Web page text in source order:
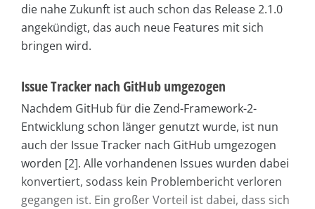
die nahe Zukunft ist auch schon das Release 2.1.0
angekündigt, das auch neue Features mit sich
bringen wird.
Issue Tracker nach GitHub umgezogen
Nachdem GitHub für die Zend-Framework-2-
Entwicklung schon länger genutzt wurde, ist nun
auch der Issue Tracker nach GitHub umgezogen
worden [2]. Alle vorhandenen Issues wurden dabei
konvertiert, sodass kein Problembericht verloren
gegangen ist. Ein großer Vorteil ist dabei, dass sich